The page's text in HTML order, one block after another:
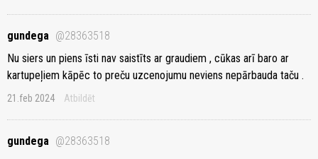
gundega @28363518
Nu siers un piens īsti nav saistīts ar graudiem , cūkas arī baro ar
kartupeļiem kāpēc to preču uzcenojumu neviens nepārbauda taču .
21.feb 2024 Atbildēt
gundega @28363518